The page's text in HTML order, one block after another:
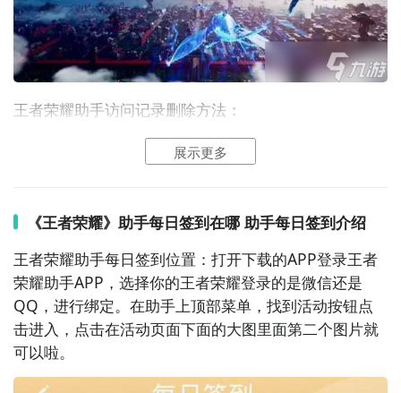
目前安卓用户和iOS用户都可以参与了，大家快来试试
手气吧。
关于王者荣耀助手怎么领虞姬及王者荣耀助手礼包领取
王者荣耀助手访问记录删除方法：
直接删除访问记录是不可以的，但是可以隐藏访问记
展示更多
《王者荣耀》助手每日签到在哪 助手每日签到介绍
王者荣耀助手每日签到位置：打开下载的APP登录王者
荣耀助手APP，选择你的王者荣耀登录的是微信还是
QQ，进行绑定。在助手上顶部菜单，找到活动按钮点
击进入，点击在活动页面下面的大图里面第二个图片就
可以啦。